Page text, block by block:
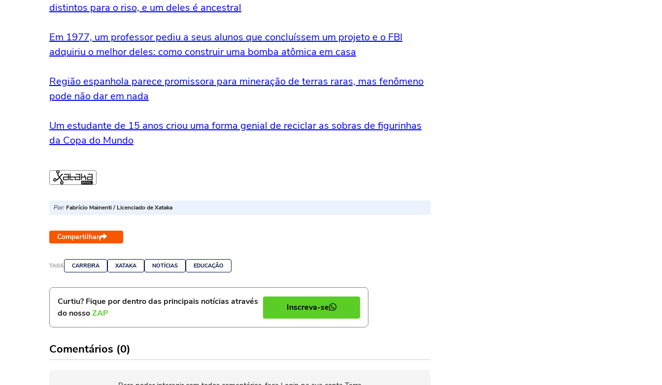
distintos para o riso, e um deles é ancestral
Em 1977, um professor pediu a seus alunos que concluíssem um projeto e o FBI
adquiriu o melhor deles: como construir uma bomba atômica em casa
Região espanhola parece promissora para mineração de terras raras, mas fenômeno
pode não dar em nada
Um estudante de 15 anos criou uma forma genial de reciclar as sobras de figurinhas
da Copa do Mundo
Por: Fabrício Mainenti / Licenciado de Xataka
Compartilhar
TAGS CARREIRA XATAKA NOTÍCIAS EDUCAÇÃO
Curtiu? Fique por dentro das principais notícias através
do nossoZAP
Inscreva-se
Comentários (0)